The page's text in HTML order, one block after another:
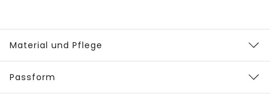
Material und Pflege
Passform